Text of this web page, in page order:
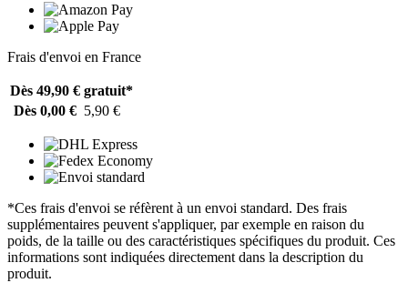
Frais d'envoi en France
Dès 49,90 € gratuit*
Dès 0,00 € 5,90 €
*Ces frais d'envoi se réfèrent à un envoi standard. Des frais
supplémentaires peuvent s'appliquer, par exemple en raison du
poids, de la taille ou des caractéristiques spécifiques du produit. Ces
informations sont indiquées directement dans la description du
produit.